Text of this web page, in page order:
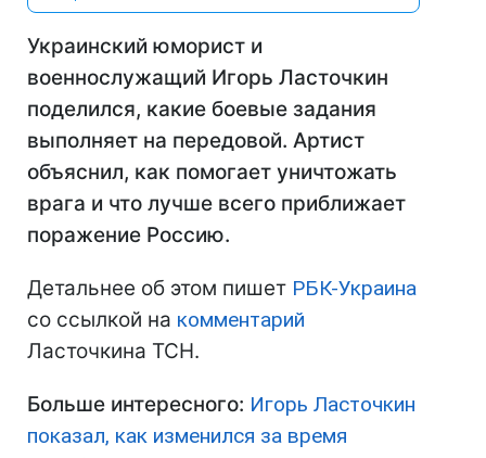
Украинский юморист и
военнослужащий Игорь Ласточкин
поделился, какие боевые задания
выполняет на передовой. Артист
объяснил, как помогает уничтожать
врага и что лучше всего приближает
поражение Россию.
Детальнее об этом пишет РБК-Украина
со ссылкой на комментарий
Ласточкина ТСН.
Больше интересного: Игорь Ласточкин
показал, как изменился за время